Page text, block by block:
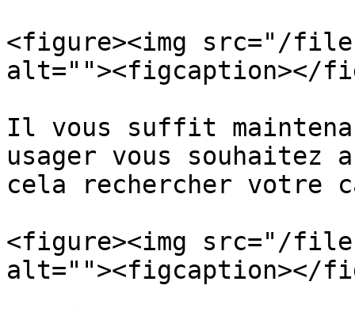
<figure><img src="/
alt=""><figcaption></
Il vous suffit
usager vous
cela rechercher votre
<figure><img src="/files/
alt=""><figcaption></